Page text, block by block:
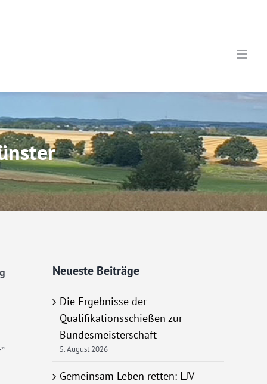
Neueste Beiträge
Die Ergebnisse der
Qualifikationsschießen zur
Bundesmeisterschaft
5. August 2026
Gemeinsam Leben retten: LJV